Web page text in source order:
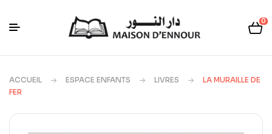
0
ACCUEIL ESPACE ENFANTS LIVRES
LA MURAILLE DE
FER